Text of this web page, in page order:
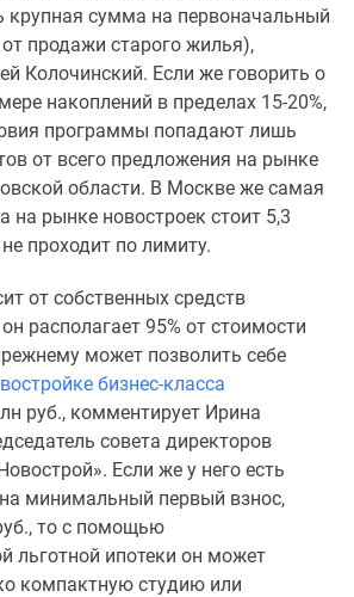
крупная сумма на первоначальный
продажи старого жилья),
Колочинский. Если же говорить о
накоплений в пределах 15-20%,
программы попадают лишь
от всего предложения на рынке
области. В Москве же самая
на рынке новостроек стоит 5,3
проходит по лимиту.
от собственных средств
располагает 95% от стоимости
может позволить себе
бизнес-класса
руб., комментирует Ирина
совета директоров
Если же у него есть
минимальный первый взнос,
то с помощью
льготной ипотеки он может
компактную студию или